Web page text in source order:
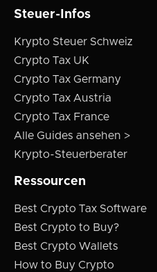
Steuer-Infos
Krypto Steuer Schweiz
Crypto Tax UK
Crypto Tax Germany
Crypto Tax Austria
Crypto Tax France
Alle Guides ansehen >
Krypto-Steuerberater
Ressourcen
Best Crypto Tax Software
Best Crypto to Buy?
Best Crypto Wallets
How to Buy Crypto